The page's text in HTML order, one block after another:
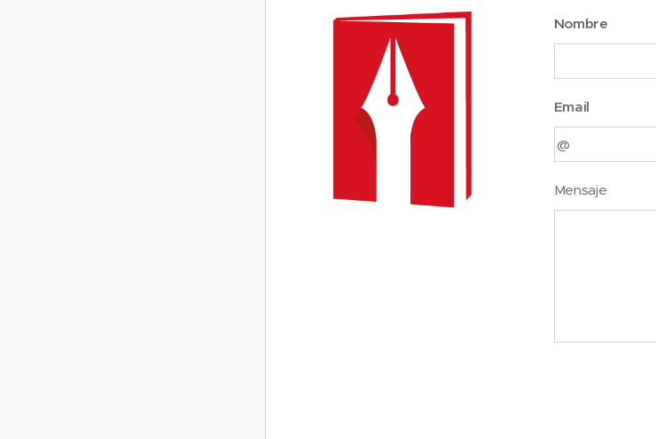
Nombre
Email
Mensaje